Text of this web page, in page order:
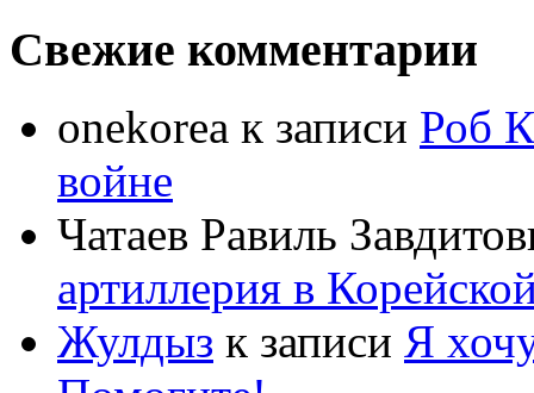
Свежие комментарии
onekorea к записи Роб
войне
Чатаев Равиль
артиллерия в
Жулдыз к записи Я